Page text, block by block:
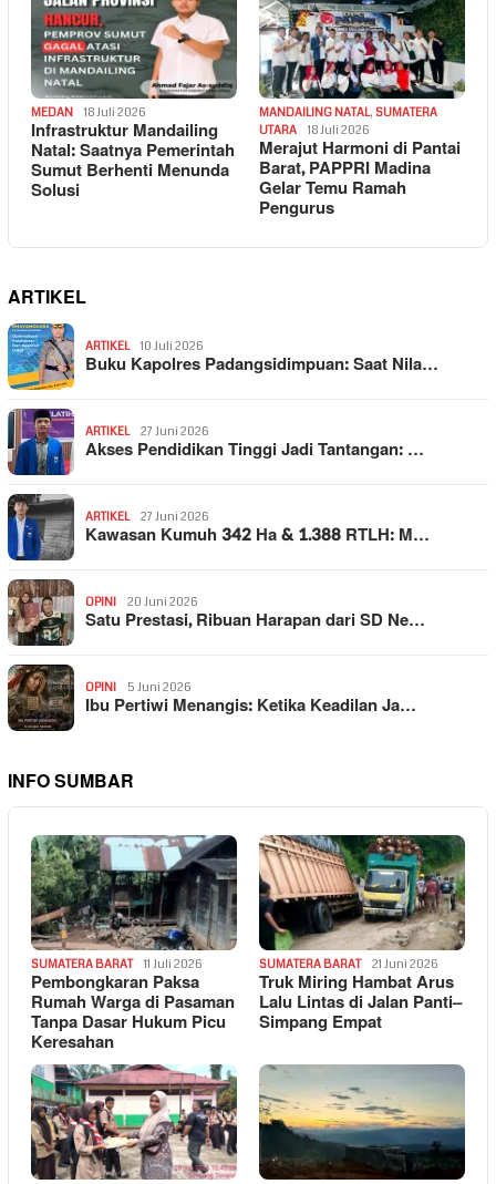
MEDAN 18 Juli 2026
Infrastruktur Mandailing
Natal: Saatnya Pemerintah
Sumut Berhenti Menunda
Solusi
MANDAILING NATAL, SUMATERA
UTARA
18 Juli 2026
Merajut Harmoni di Pantai
Barat, PAPPRI Madina
Gelar Temu Ramah
Pengurus
ARTIKEL
ARTIKEL 10 Juli 2026
Buku Kapolres Padangsidimpuan: Saat Nila…
ARTIKEL 27 Juni 2026
Akses Pendidikan Tinggi Jadi Tantangan: …
ARTIKEL 27 Juni 2026
Kawasan Kumuh 342 Ha & 1.388 RTLH: M…
OPINI 20 Juni 2026
Satu Prestasi, Ribuan Harapan dari SD Ne…
OPINI 5 Juni 2026
Ibu Pertiwi Menangis: Ketika Keadilan Ja…
INFO SUMBAR
SUMATERA BARAT 11 Juli 2026
Pembongkaran Paksa
Rumah Warga di Pasaman
Tanpa Dasar Hukum Picu
Keresahan
SUMATERA BARAT 21 Juni 2026
Truk Miring Hambat Arus
Lalu Lintas di Jalan Panti–
Simpang Empat